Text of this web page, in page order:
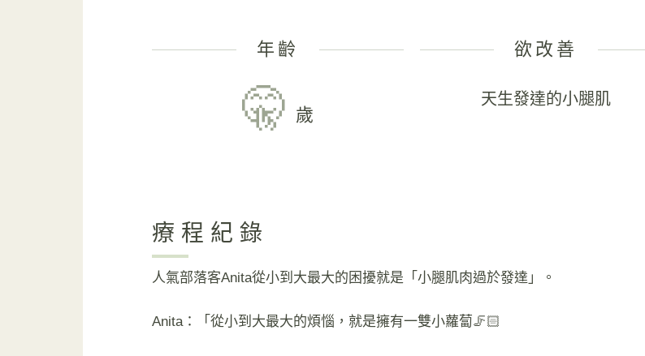
年齡
🤫 歲
欲改善
天生發達的小腿肌
療程紀錄
人氣部落客Anita從小到大最大的困擾就是「小腿肌肉過於發達」。
Anita：「從小到大最大的煩惱，就是擁有一雙小蘿蔔🦵🏻